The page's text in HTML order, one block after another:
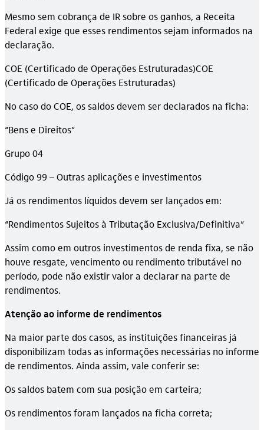
Mesmo sem cobrança de IR sobre os ganhos, a Receita
Federal exige que esses rendimentos sejam informados na
declaração.
COE (Certificado de Operações Estruturadas)COE
(Certificado de Operações Estruturadas)
No caso do COE, os saldos devem ser declarados na ficha:
“Bens e Direitos”
Grupo 04
Código 99 – Outras aplicações e investimentos
Já os rendimentos líquidos devem ser lançados em:
“Rendimentos Sujeitos à Tributação Exclusiva/Definitiva”
Assim como em outros investimentos de renda fixa, se não
houve resgate, vencimento ou rendimento tributável no
período, pode não existir valor a declarar na parte de
rendimentos.
Atenção ao informe de rendimentos
Na maior parte dos casos, as instituições financeiras já
disponibilizam todas as informações necessárias no informe
de rendimentos. Ainda assim, vale conferir se:
Os saldos batem com sua posição em carteira;
Os rendimentos foram lançados na ficha correta;